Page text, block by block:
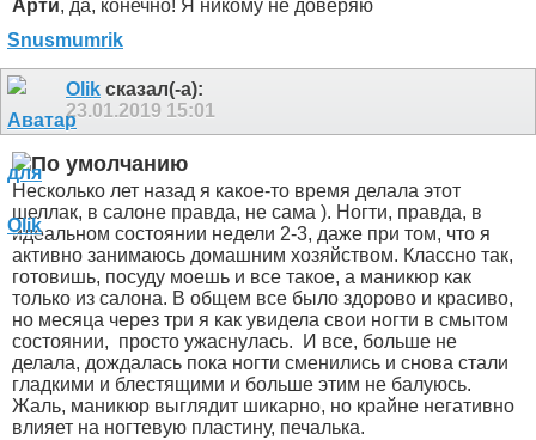
Арти, да, конечно! Я никому не доверяю
Olik сказал(-а):
23.01.2019 15:01
Несколько лет назад я какое-то время делала этот
шеллак, в салоне правда, не сама ). Ногти, правда, в
идеальном состоянии недели 2-3, даже при том, что я
активно занимаюсь домашним хозяйством. Классно так,
готовишь, посуду моешь и все такое, а маникюр как
только из салона. В общем все было здорово и красиво,
но месяца через три я как увидела свои ногти в смытом
состоянии, просто ужаснулась.
И все, больше не
делала, дождалась пока ногти сменились и снова стали
гладкими и блестящими и больше этим не балуюсь.
Жаль, маникюр выглядит шикарно, но крайне негативно
влияет на ногтевую пластину, печалька.